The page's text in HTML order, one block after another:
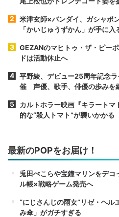
米津玄師×バンダイ、ガシャ
「かいじゅうずかん」が手に入
GEZANのマヒトゥ・ザ・ピー
ドは活動休止へ
平野綾、デビュー25周年記念
催 声優、歌手、俳優の歩みを
カルトホラー映画『キラート
的な“殺人トマト”が襲いかかる
最新のPOPをお届け！
兎田ぺこらや宝鐘マリンをデコ
ル帳×戦略ゲーム発売へ
“にじさんじの雨女”リゼ・ヘル
み傘」がガチすぎる